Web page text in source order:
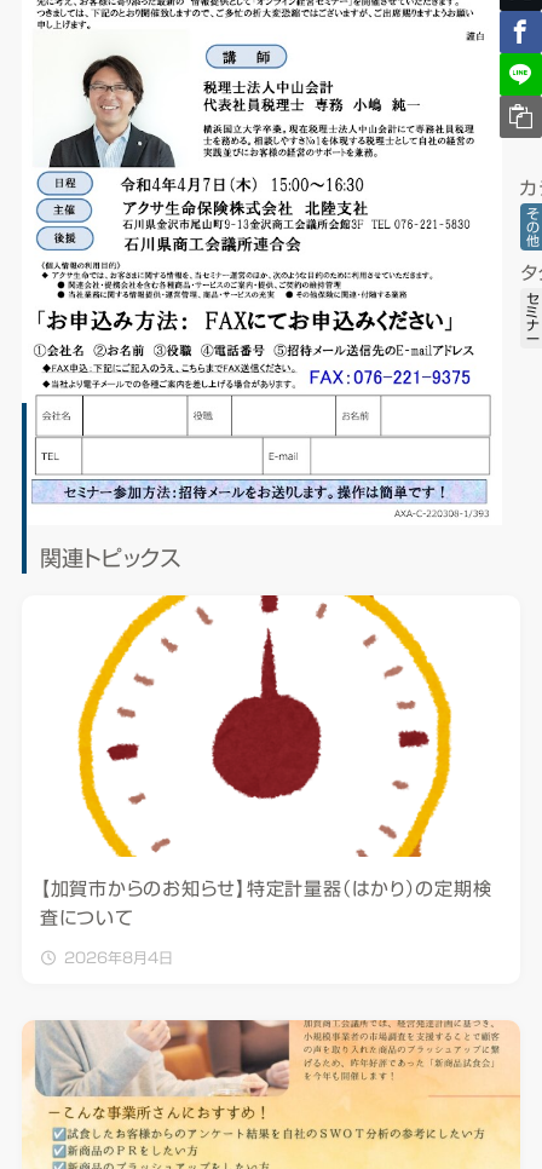
カ
そ
の
他
タ
セ
ミ
ナ
ー
関連トピックス
【加賀市からのお知らせ】特定計量器（はかり）の定期検
査について
2026年8月4日